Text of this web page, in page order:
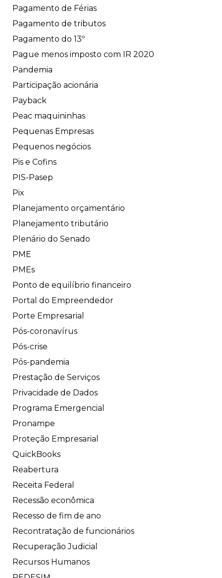
Pagamento de Férias
Pagamento de tributos
Pagamento do 13º
Pague menos imposto com IR 2020
Pandemia
Participação acionária
Payback
Peac maquininhas
Pequenas Empresas
Pequenos negócios
Pis e Cofins
PIS-Pasep
Pix
Planejamento orçamentário
Planejamento tributário
Plenário do Senado
PME
PMEs
Ponto de equilíbrio financeiro
Portal do Empreendedor
Porte Empresarial
Pós-coronavírus
Pós-crise
Pós-pandemia
Prestação de Serviços
Privacidade de Dados
Programa Emergencial
Pronampe
Proteção Empresarial
QuickBooks
Reabertura
Receita Federal
Recessão econômica
Recesso de fim de ano
Recontratação de funcionários
Recuperação Judicial
Recursos Humanos